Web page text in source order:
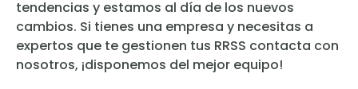
tendencias y estamos al día de los nuevos
cambios. Si tienes una empresa y necesitas a
expertos que te gestionen tus RRSS contacta con
nosotros, ¡disponemos del mejor equipo!